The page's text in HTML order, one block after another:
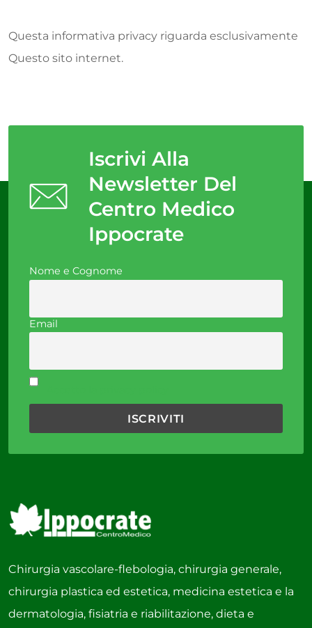
Questa informativa privacy riguarda esclusivamente
Questo sito internet.
Iscrivi Alla
Newsletter Del
Centro Medico
Ippocrate
Nome e Cognome
Email
Chirurgia vascolare-flebologia, chirurgia generale,
chirurgia plastica ed estetica, medicina estetica e la
dermatologia, fisiatria e riabilitazione, dieta e